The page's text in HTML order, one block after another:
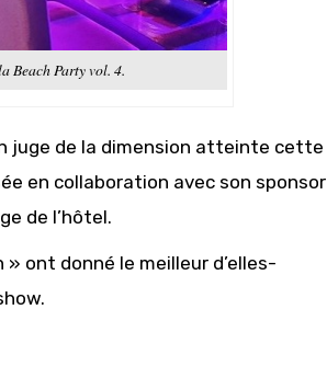
Beach Party vol. 4.
juge de la dimension atteinte cette
en collaboration avec son sponsor
de l’hôtel.
ont donné le meilleur d’elles-